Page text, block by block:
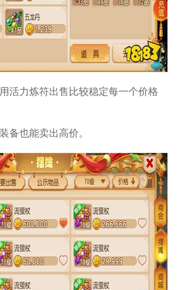
活力炼符出售比较稳定每一个价格
备也能卖出高价。